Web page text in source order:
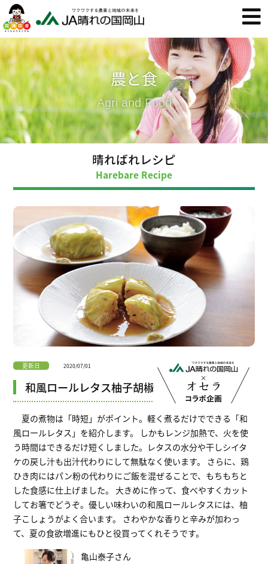
農と食
Agri and Food
晴ればれレシピ
Harebare Recipe
更新日 2020/07/01
和風ロールレタス柚子胡椒添え
夏の煮物は「時短」がポイント。軽く煮るだけでできる「和
風ロールレタス」を紹介します。 しかもレンジ加熱で、火を使
う時間はできるだけ短くしました。レタスの水分や干しシイタ
ケの戻し汁も出汁代わりにして無駄なく使います。 さらに、鶏
ひき肉にはパン粉の代わりにご飯を混ぜることで、もちもちと
した食感に仕上げました。 大きめに作って、食べやすくカット
してお箸でどうぞ。優しい味わいの和風ロールレタスには、柚
子こしょうがよく合います。 さわやかな香りと辛みが加わっ
て、夏の食欲増進にもひと役買ってくれそうです。
亀山泰子さん